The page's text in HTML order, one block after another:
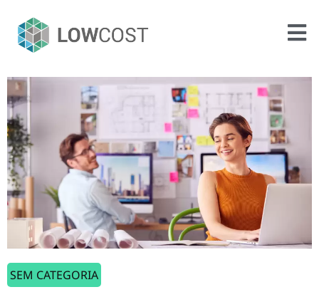
SEM CATEGORIA